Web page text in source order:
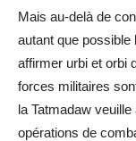
Mais au-delà de
autant que possible
affirmer urbi et orbi
forces militaires
la Tatmadaw
opérations de